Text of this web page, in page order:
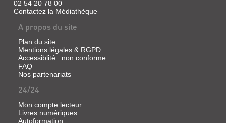
02 54 20 78 00
Contactez la Médiathèque
A propos du site
Plan du site
Mentions légales & RGPD
Accessiblité : non conforme
FAQ
Nos partenariats
24/24
Mon compte lecteur
Livres numériques
Autoformation